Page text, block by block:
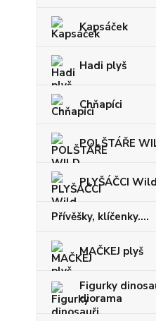
Kapsáček
Hadi plyš
Chňapíci
POLŠTÁŘE
PLYŠÁČCI
Přívěšky, klíčenky....
MAČKEJ plyš
Figurky
diorama